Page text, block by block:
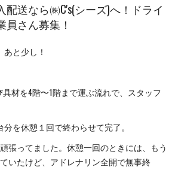
配送なら㈱C's(シーズ)へ！ドライ
員さん募集！
と少し！
具材を4階〜1階まで運ぶ流れで、スタッフ
を休憩１回で終わらせて完了。
張ってました。休憩一回のときには、もう
いたけど、アドレナリン全開で無事終